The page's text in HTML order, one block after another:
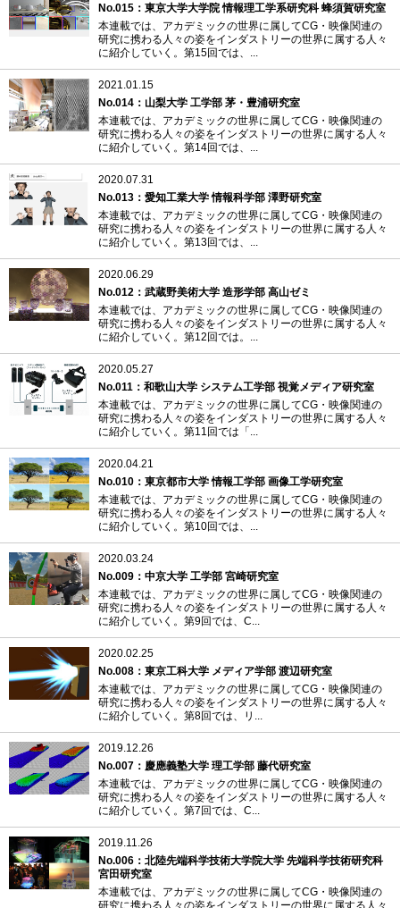
No.015：東京大学大学院 情報理工学系研究科 蜂須賀研究室
本連載では、アカデミックの世界に属してCG・映像関連の
研究に携わる人々の姿をインダストリーの世界に属する人々
に紹介していく。第15回では、...
2021.01.15
No.014：山梨大学 工学部 茅・豊浦研究室
本連載では、アカデミックの世界に属してCG・映像関連の
研究に携わる人々の姿をインダストリーの世界に属する人々
に紹介していく。第14回では、...
2020.07.31
No.013：愛知工業大学 情報科学部 澤野研究室
本連載では、アカデミックの世界に属してCG・映像関連の
研究に携わる人々の姿をインダストリーの世界に属する人々
に紹介していく。第13回では、...
2020.06.29
No.012：武蔵野美術大学 造形学部 高山ゼミ
本連載では、アカデミックの世界に属してCG・映像関連の
研究に携わる人々の姿をインダストリーの世界に属する人々
に紹介していく。第12回では。...
2020.05.27
No.011：和歌山大学 システム工学部 視覚メディア研究室
本連載では、アカデミックの世界に属してCG・映像関連の
研究に携わる人々の姿をインダストリーの世界に属する人々
に紹介していく。第11回では「...
2020.04.21
No.010：東京都市大学 情報工学部 画像工学研究室
本連載では、アカデミックの世界に属してCG・映像関連の
研究に携わる人々の姿をインダストリーの世界に属する人々
に紹介していく。第10回では、...
2020.03.24
No.009：中京大学 工学部 宮崎研究室
本連載では、アカデミックの世界に属してCG・映像関連の
研究に携わる人々の姿をインダストリーの世界に属する人々
に紹介していく。第9回では、C...
2020.02.25
No.008：東京工科大学 メディア学部 渡辺研究室
本連載では、アカデミックの世界に属してCG・映像関連の
研究に携わる人々の姿をインダストリーの世界に属する人々
に紹介していく。第8回では、リ...
2019.12.26
No.007：慶應義塾大学 理工学部 藤代研究室
本連載では、アカデミックの世界に属してCG・映像関連の
研究に携わる人々の姿をインダストリーの世界に属する人々
に紹介していく。第7回では、C...
2019.11.26
No.006：北陸先端科学技術大学院大学 先端科学技術研究科
宮田研究室
本連載では、アカデミックの世界に属してCG・映像関連の
研究に携わる人々の姿をインダストリーの世界に属する人々